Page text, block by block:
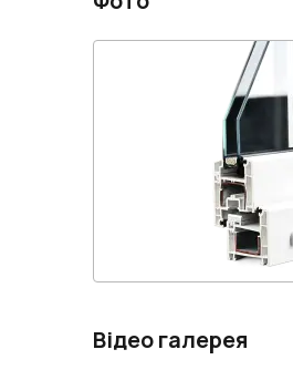
Відео галерея